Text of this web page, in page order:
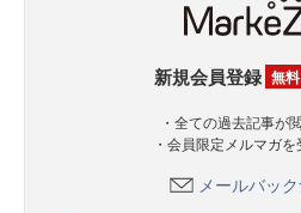
新規会員登録 無料
・全ての過去記事が
・会員限定メルマガ
メールバッ